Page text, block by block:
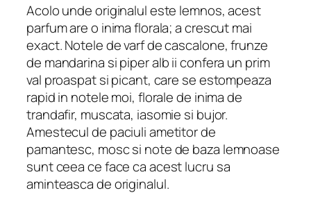
Acolo unde originalul este lemnos, acest
parfum are o inima florala; a crescut mai
exact. Notele de varf de cascalone, frunze
de mandarina si piper alb ii confera un prim
val proaspat si picant, care se estompeaza
rapid in notele moi, florale de inima de
trandafir, muscata, iasomie si bujor.
Amestecul de paciuli ametitor de
pamantesc, mosc si note de baza lemnoase
sunt ceea ce face ca acest lucru sa
aminteasca de originalul.